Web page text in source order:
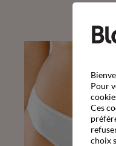
Pour
Ces
choix